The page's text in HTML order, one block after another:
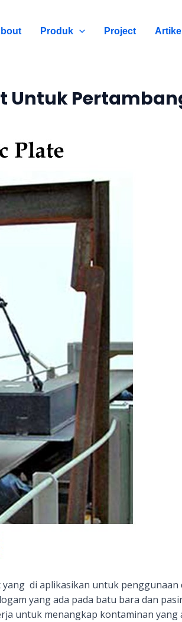
Produk Project Artikel
Untuk
di aplikasikan untuk penggunaan
yang ada pada batu bara dan
untuk menangkap kontaminan yang